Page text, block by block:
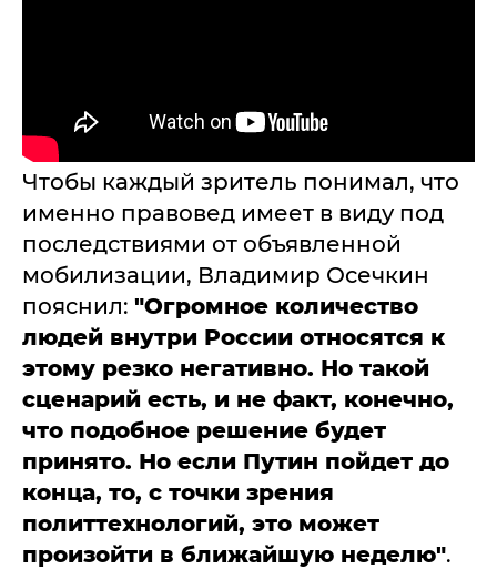
Чтобы каждый зритель понимал, что
именно правовед имеет в виду под
последствиями от объявленной
мобилизации, Владимир Осечкин
пояснил: "Огромное количество
людей внутри России относятся к
этому резко негативно. Но такой
сценарий есть, и не факт, конечно,
что подобное решение будет
принято. Но если Путин пойдет до
конца, то, с точки зрения
политтехнологий, это может
произойти в ближайшую неделю".